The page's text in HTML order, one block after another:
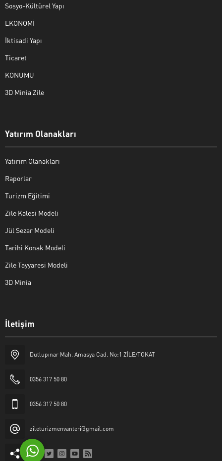
Sosyo-Kültürel Yapı
EKONOMİ
İktisadi Yapı
Ticaret
KONUMU
3D Minia Zile
Yatırım Olanakları
Yatırım Olanakları
Raporlar
Turizm Eğitimi
Zile Kalesi Modeli
Jül Sezar Modeli
Tarihi Konak Modeli
Zile Tayyaresi Modeli
3D Minia
İletişim
Dutlupınar Mah. Amasya Cad. No:1 ZİLE/TOKAT
0356 317 50 80
0356 317 50 80
zileturizmenvanteri@gmail.com